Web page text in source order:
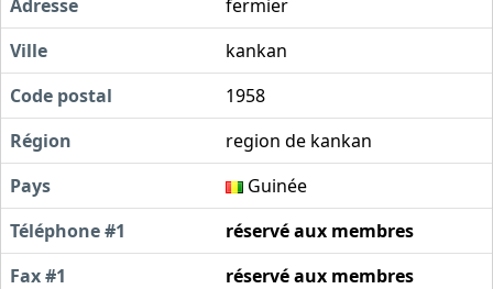
Adresse
fermier
Ville
kankan
Code postal
1958
Région
region de kankan
Pays
Guinée
Téléphone #1
réservé aux membres
Fax #1
réservé aux membres